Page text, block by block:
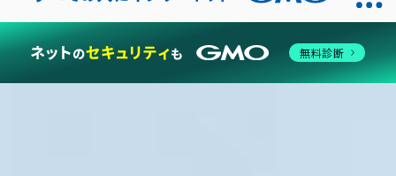
無料診断